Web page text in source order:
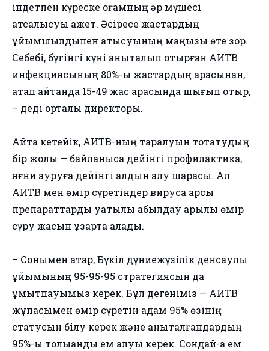
індетпен күреске қоғамның әр мүшесі
атсалысуы қажет. Әсіресе жастардың
ұйымшылдықпен қатысуының маңызы өте зор.
Себебі, бүгінгі күні анықталып отырған АИТВ
инфекциясының 80%-ы жастардың арасынан,
атап айтқанда 15-49 жас арасында шығып отыр,
– деді орталық директоры.
Айта кетейік, АИТВ-ның таралуын тоқтатудың
бір жолы — байланысқа дейінгі профилактика,
яғни ауруға дейінгі алдын алу шарасы. Ал
АИТВ мен өмір сүретіндер вирусқа қарсы
препараттарды уақтылы қабылдау арқылы өмір
сүру жасын ұзарта алады.
– Сонымен қатар, Бүкіл дүниежүзілік денсаулық
ұйымының 95-95-95 стратегиясын да
ұмытпауымыз керек. Бұл дегеніміз — АИТВ
жұқпасымен өмір сүретін адам 95% өзінің
статусын білу керек және анықталғандардың
95%-ы толыққанды ем алуы керек. Сондай-ақ ем